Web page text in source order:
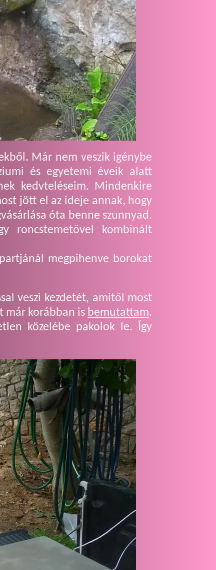
Már nem veszik igénybe
és egyetemi éveik alatt
kedvteléseim. Mindenkire
jött el az ideje annak, hogy
óta benne szunnyad.
roncstemetővel kombinált
megpihenve borokat
veszi kezdetét, amitől most
már korábban is bemutattam.
közelébe pakolok le. Így